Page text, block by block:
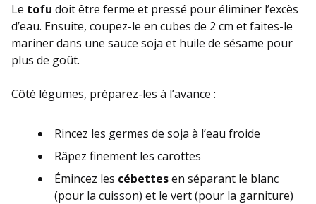
Le tofu doit être ferme et pressé pour éliminer l’excès
d’eau. Ensuite, coupez-le en cubes de 2 cm et faites-le
mariner dans une sauce soja et huile de sésame pour
plus de goût.
Côté légumes, préparez-les à l’avance :
Rincez les germes de soja à l’eau froide
Râpez finement les carottes
Émincez les cébettesen séparant le blanc
(pour la cuisson) et le vert (pour la garniture)